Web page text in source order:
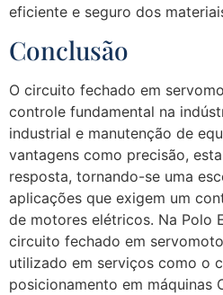
eficiente e seguro dos
Conclusão
O circuito fechado em
controle fundamental na
industrial e manutenção de
vantagens como precisão,
resposta, tornando-se uma
aplicações que exigem um
de motores elétricos. Na Polo
circuito fechado em
utilizado em serviços como o
posicionamento em máquinas